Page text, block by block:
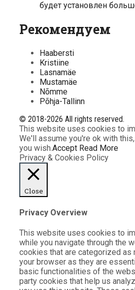
будет установлен
Рекомендуем
Haabersti
Kristiine
Lasnamäe
Mustamäe
Nõmme
Põhja-Tallinn
© 2018-2026 All rights reserved.
This website uses cookies to
We'll assume you're ok with
you wish.Accept Read More
Privacy & Cookies Policy
Close
Privacy Overview
This website uses cookies to
while you navigate through the
cookies that are categorized as
your browser as they are
basic functionalities of the
party cookies that help us